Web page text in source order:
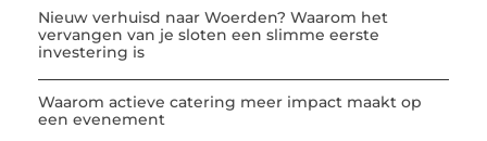
Nieuw verhuisd naar Woerden? Waarom het
vervangen van je sloten een slimme eerste
investering is
Waarom actieve catering meer impact maakt op
een evenement